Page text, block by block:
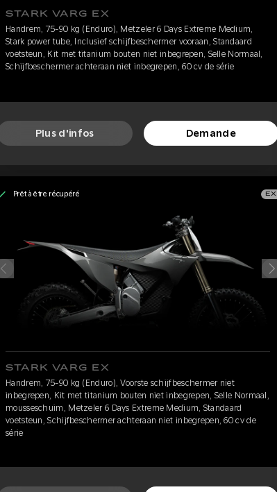
STARK VARG EX
Handrem, 75-90 kg (Enduro), Metzeler 6 Days Extreme Medium,
Stark power tube, Inclusief schijfbeschermer vooraan, Standaard
voetsteun, Kit met titanium bouten niet inbegrepen, Selle Normaal,
Schijfbeschermer achteraan niet inbegrepen, 60 cv de série
Plus d'infos Demande
Prêt à être récupéré EX
STARK VARG EX
Handrem, 75-90 kg (Enduro), Voorste schijfbeschermer niet
inbegrepen, Kit met titanium bouten niet inbegrepen, Selle Normaal,
mousseschuim, Metzeler 6 Days Extreme Medium, Standaard
voetsteun, Schijfbeschermer achteraan niet inbegrepen, 60 cv de
série